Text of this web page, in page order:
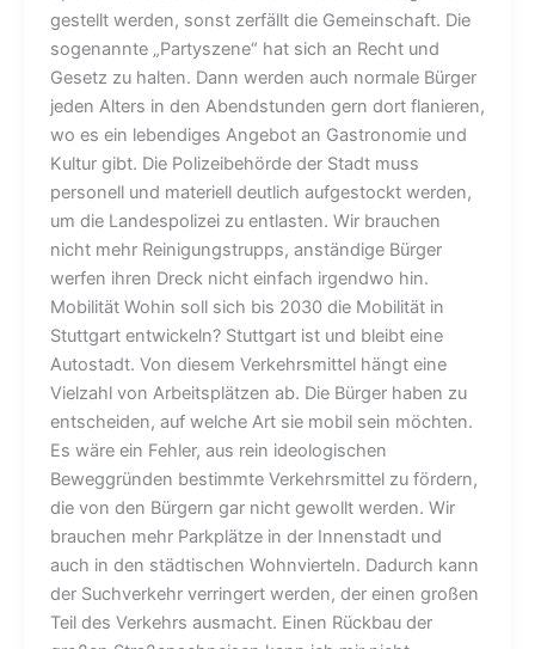
gestellt werden, sonst zerfällt die Gemeinschaft. Die
sogenannte „Partyszene“ hat sich an Recht und
Gesetz zu halten. Dann werden auch normale Bürger
jeden Alters in den Abendstunden gern dort flanieren,
wo es ein lebendiges Angebot an Gastronomie und
Kultur gibt. Die Polizeibehörde der Stadt muss
personell und materiell deutlich aufgestockt werden,
um die Landespolizei zu entlasten. Wir brauchen
nicht mehr Reinigungstrupps, anständige Bürger
werfen ihren Dreck nicht einfach irgendwo hin.
Mobilität Wohin soll sich bis 2030 die Mobilität in
Stuttgart entwickeln? Stuttgart ist und bleibt eine
Autostadt. Von diesem Verkehrsmittel hängt eine
Vielzahl von Arbeitsplätzen ab. Die Bürger haben zu
entscheiden, auf welche Art sie mobil sein möchten.
Es wäre ein Fehler, aus rein ideologischen
Beweggründen bestimmte Verkehrsmittel zu fördern,
die von den Bürgern gar nicht gewollt werden. Wir
brauchen mehr Parkplätze in der Innenstadt und
auch in den städtischen Wohnvierteln. Dadurch kann
der Suchverkehr verringert werden, der einen großen
Teil des Verkehrs ausmacht. Einen Rückbau der